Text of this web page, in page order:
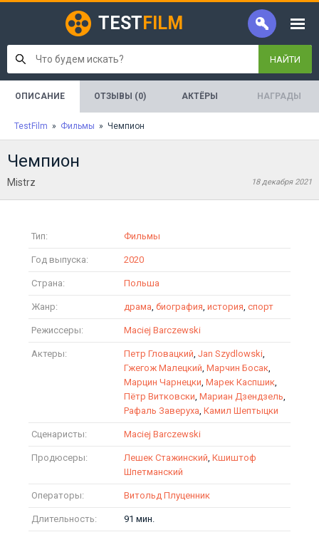
TEST FILM
НАЙТИ
ОПИСАНИЕ ОТЗЫВЫ (0) АКТЁРЫ НАГРАДЫ
TestFilm » Фильмы » Чемпион
Чемпион
Mistrz 18 декабря 2021
Тип: Фильмы
Год выпуска: 2020
Страна: Польша
Жанр: драма, биография, история, спорт
Режиссеры: Maciej Barczewski
Актеры: Петр Гловацкий, Jan Szydlowski,
Гжегож Малецкий, Марчин Босак,
Марцин Чарнецки, Марек Каспшик,
Пётр Витковски, Мариан Дзендзель,
Рафаль Заверуха, Камил Шептыцки
Сценаристы: Maciej Barczewski
Продюсеры: Лешек Стажинский, Кшиштоф
Шпетманский
Операторы: Витольд Плуценник
Длительность: 91 мин.